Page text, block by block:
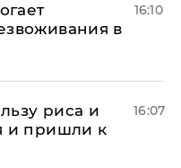
в
16:10
риса и
и пришли к
16:07